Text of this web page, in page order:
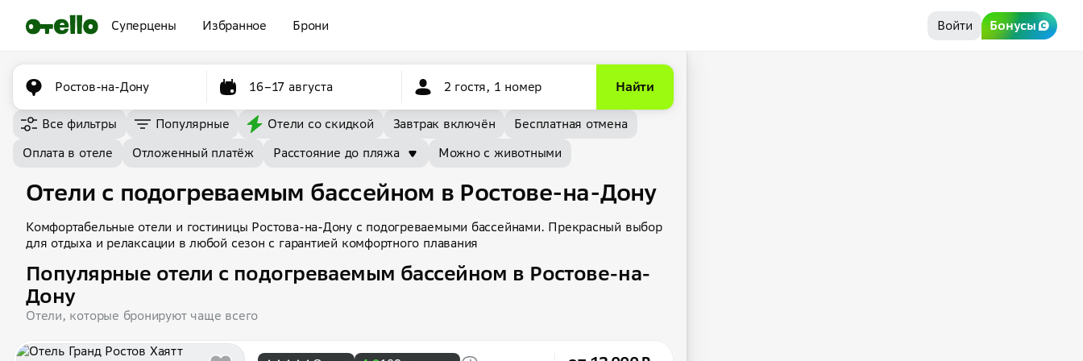
Суперцены Избранное Брони Войти Бонусы
Ростов-на-Дону 16–17 августа 2 гостя, 1 номер Найти
Все фильтры Популярные Отели со скидкой Завтрак включён
Бесплатная отмена
Оплата в отеле
Отложенный платёж Расстояние до пляжа Можно с животными
Отели с подогреваемым бассейном в Ростове-на-Дону
Комфортабельные отели и гостиницы Ростова-на-Дону с подогреваемыми бассейнами. Прекрасный выбор
для отдыха и релаксации в любой сезон с гарантией комфортного плавания
Популярные отели с подогреваемым бассейном в Ростове-на-
Дону
Отели, которые бронируют чаще всего